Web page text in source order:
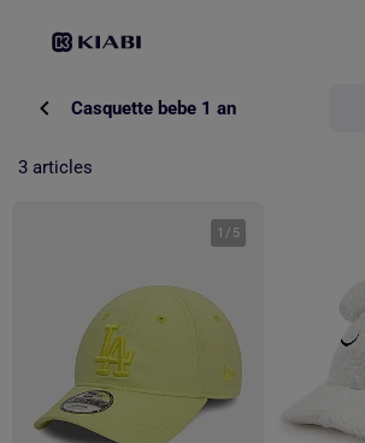
Casquette bebe 1 an
3 articles
1 / 5